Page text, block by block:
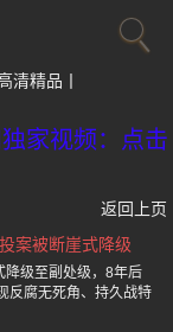
清精品
家视频：点击
返回上页
案被断崖式降级
级至副处级，8年后
反腐无死角、持久战特